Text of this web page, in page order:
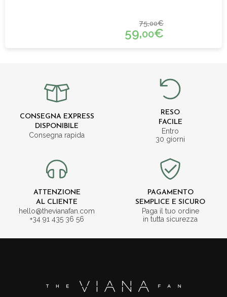
75,00€
59,00€
CONSEGNA EXPRESS
DISPONIBILE
Consegna rapida
RESO
FACILE
Entro
30 giorni
ATTENZIONE
AL CLIENTE
hello@thevianafan.com
+34 91 435 36 56
PAGAMENTO
SEMPLICE E SICURO
Paga il tuo ordine
in tutta sicurezza